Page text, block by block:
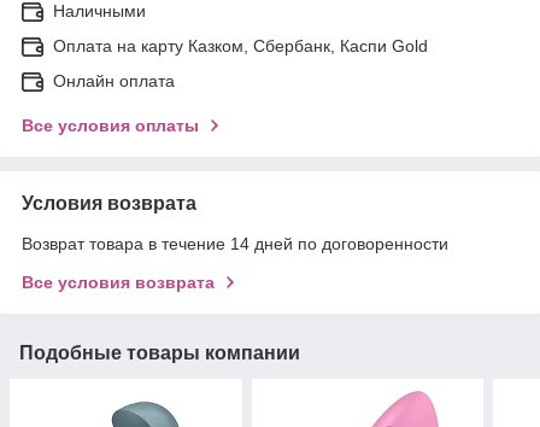
Наличными
Оплата на карту Казком, Сбербанк, Каспи Gold
Онлайн оплата
Все условия оплаты
Условия возврата
Возврат товара в течение 14 дней по договоренности
Все условия возврата
Подобные товары компании